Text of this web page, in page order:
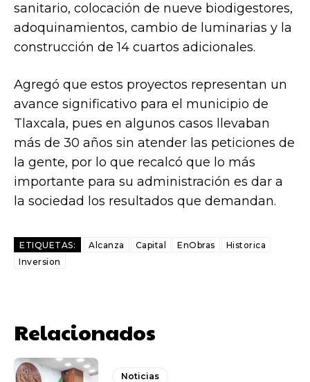
sanitario, colocación de nueve biodigestores,
adoquinamientos, cambio de luminarias y la
construcción de 14 cuartos adicionales.
Agregó que estos proyectos representan un
avance significativo para el municipio de
Tlaxcala, pues en algunos casos llevaban
más de 30 años sin atender las peticiones de
la gente, por lo que recalcó que lo más
importante para su administración es dar a
la sociedad los resultados que demandan.
ETIQUETAS: Alcanza Capital EnObras
Historica
Inversion
Relacionados
Noticias